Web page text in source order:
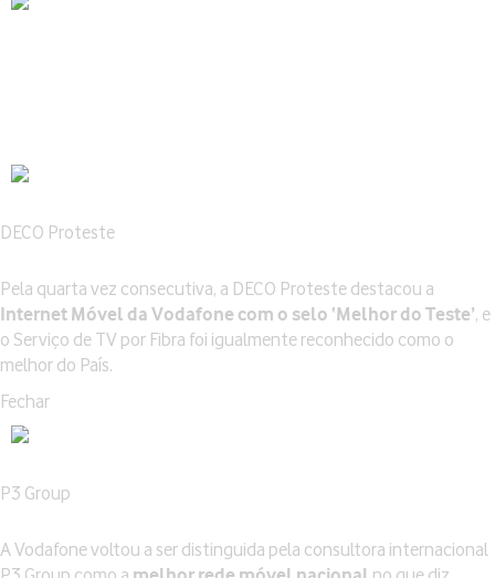
DECO Proteste
Pela quarta vez consecutiva, a DECO Proteste destacou a
Internet Móvel da Vodafone com o selo ‘Melhor do Teste’, e
o Serviço de TV por Fibra foi igualmente reconhecido como o
melhor do País.
Fechar
P3 Group
A Vodafone voltou a ser distinguida pela consultora internacional